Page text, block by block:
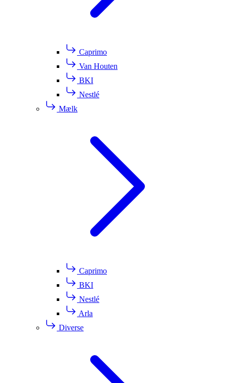
Caprimo
Van Houten
BKI
Nestlé
Mælk
Caprimo
BKI
Nestlé
Arla
Diverse